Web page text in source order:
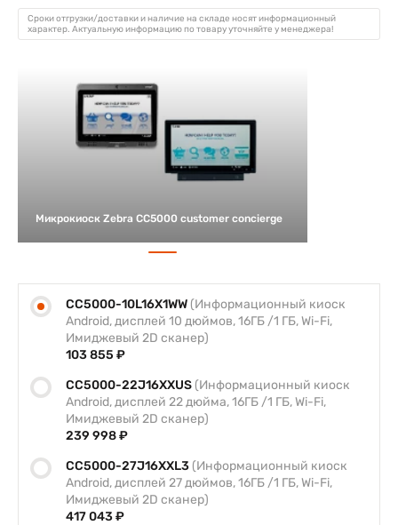
CC5000-10L16X1WW (Информационный киоск
Android, дисплей 10 дюймов, 16ГБ /1 ГБ, Wi-Fi,
Имиджевый 2D сканер)
103 855 ₽
CC5000-22J16XXUS (Информационный киоск
Android, дисплей 22 дюйма, 16ГБ /1 ГБ, Wi-Fi,
Имиджевый 2D сканер)
239 998 ₽
CC5000-27J16XXL3 (Информационный киоск
Android, дисплей 27 дюймов, 16ГБ /1 ГБ, Wi-Fi,
Имиджевый 2D сканер)
417 043 ₽
Сроки отгрузки/доставки и наличие на складе носят информационный
характер. Актуальную информацию по товару уточняйте у менеджера!
Микрокиоск Zebra CC5000 customer concierge